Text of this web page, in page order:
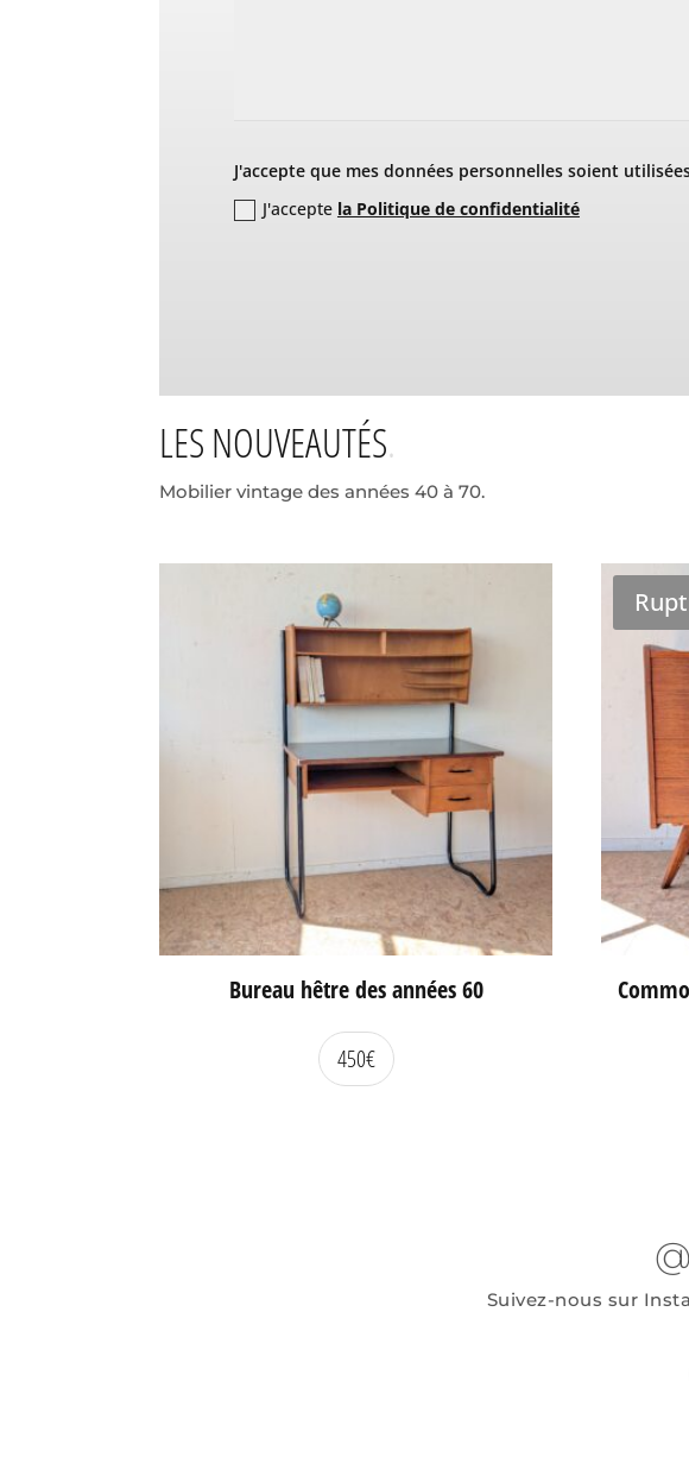
J'accepte que mes données personnelles soient
J'accepte la Politique de confidentialité
LES NOUVEAUTÉS
Mobilier vintage des années 40 à 70.
Bureau hêtre des années 60
450€
Suivez-nous sur